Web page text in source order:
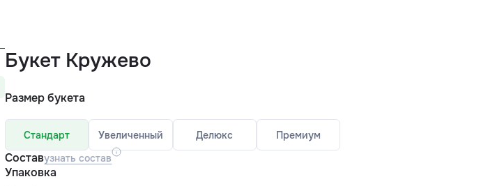
Букет Кружево
Размер букета
Стандарт Увеличенный Делюкс Премиум
Составузнать состав
Упаковка